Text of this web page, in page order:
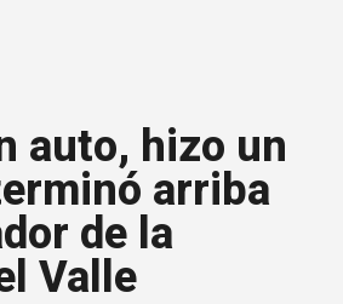
auto, hizo un
arriba
de la
Valle